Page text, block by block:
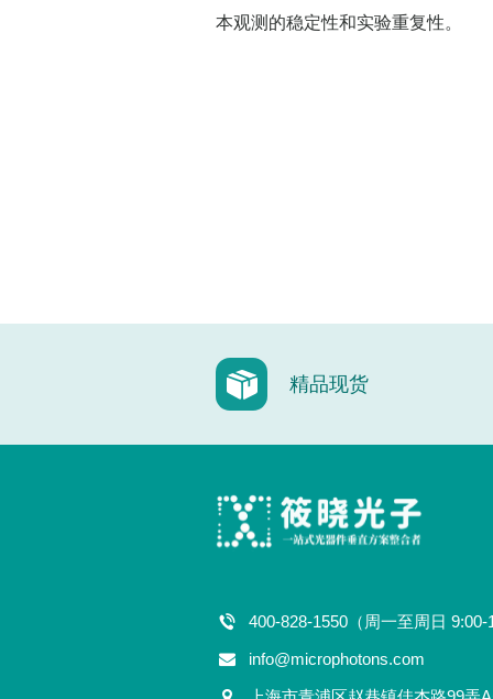
本观测的稳定性和实验重复性。
精品现货
400-828-1550（周一至周日 9:00-
info@microphotons.com